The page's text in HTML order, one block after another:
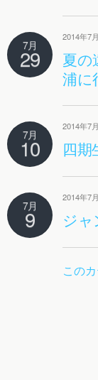
7月
29
2014年7
夏の
浦に
7月
10
2014年7
四期
7月
9
2014年7
ジャ
この